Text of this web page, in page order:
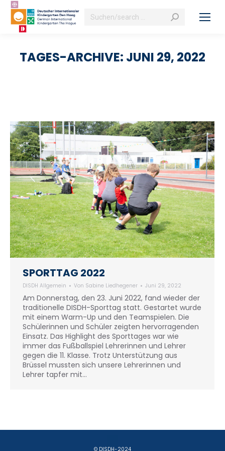
Search:
TAGES-ARCHIVE: JUNI 29, 2022
SPORTTAG 2022
DISDH Allgemein Von Sabine Liedhegener Juni 29, 2022
Am Donnerstag, den 23. Juni 2022, fand wieder der
traditionelle DISDH-Sporttag statt. Gestartet wurde
mit einem Warm-Up und den Teamspielen. Die
Schülerinnen und Schüler zeigten hervorragenden
Einsatz. Das Highlight des Sporttages war wie
immer das Fußballspiel Lehrerinnen und Lehrer
gegen die 11. Klasse. Trotz Unterstützung aus
Brüssel mussten sich unsere Lehrerinnen und
Lehrer tapfer mit…
© DISDH-2024